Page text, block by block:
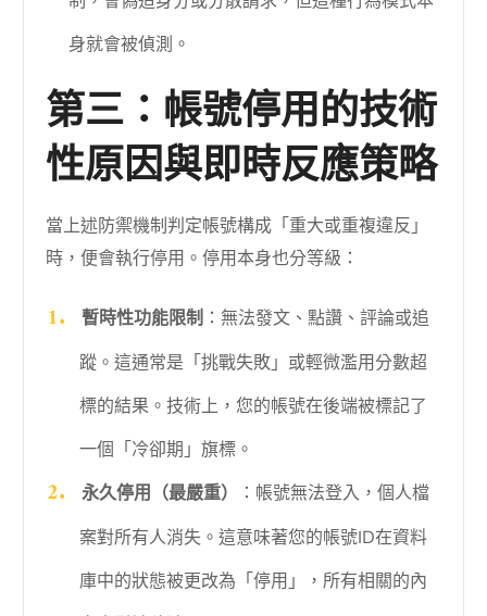
身就會被偵測。
第三：帳號停用的技術
性原因與即時反應策略
當上述防禦機制判定帳號構成「重大或重複違反」
時，便會執行停用。停用本身也分等級：
暫時性功能限制 ：無法發文、點讚、評論或追
蹤。這通常是「挑戰失敗」或輕微濫用分數超
標的結果。技術上，您的帳號在後端被標記了
一個「冷卻期」旗標。
永久停用（最嚴重）
：帳號無法登入，個人檔
案對所有人消失。這意味著您的帳號ID在資料
庫中的狀態被更改為「停用」，所有相關的內